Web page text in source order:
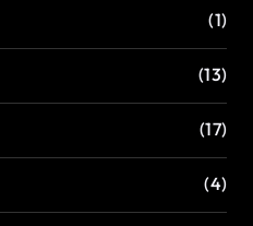
(1)
(13)
(17)
(4)